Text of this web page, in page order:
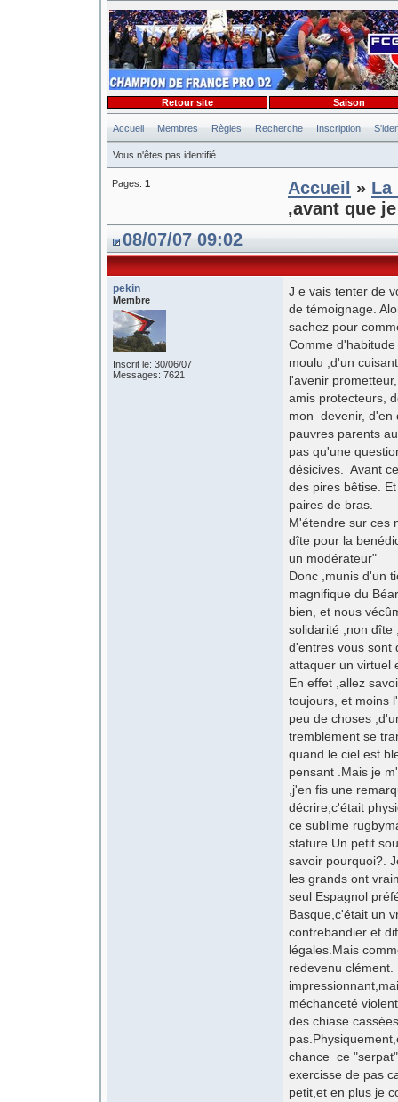
Accueil Membres Règles Recherche Inscription
Vous n'êtes pas identifié.
Retour site Saison
Pages: 1 Accueil » La
,avant que
08/07/07 09:02
pekin
Membre
Inscrit le: 30/06/07
Messages: 7621
J e vais tenter de
de témoignage.
sachez pour
Comme
moulu ,d'un
l'avenir
amis protecteurs,
mon devenir, d'en
pauvres parents
pas qu'une
désicives. Avant
des pires bêtise.
paires de bras.
M'étendre sur ces
dîte pour la
un modérateur"
Donc ,munis d'un
magnifique du
bien, et nous
solidarité ,non dîte
d'entres vous sont
attaquer un virtuel
En effet ,allez
toujours, et moins
peu de choses
tremblement se
quand le ciel est
pensant .Mais je
,j'en fis une
décrire,c'était
ce sublime
stature.Un petit
savoir pourquoi?.
les grands ont
seul Espagnol
Basque,c'était un
contrebandier et
légales.Mais
redevenu
méchanceté
des chiase
chance ce
exercisse de pas
petit,et en plus je